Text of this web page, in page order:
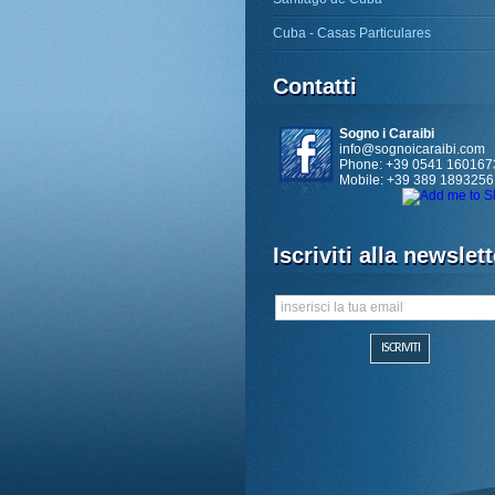
Cuba - Casas Particulares
Contatti
Sogno i Caraibi
info@sognoicaraibi.com
Phone: +39 0541
Mobile: +39 389 1893256
Iscriviti alla